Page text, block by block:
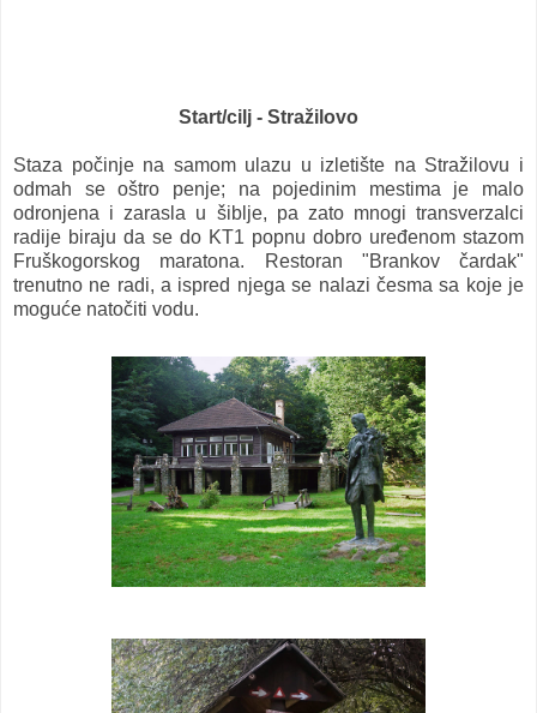
Start/cilj - Stražilovo
Staza počinje na samom ulazu u izletište na Stražilovu i
odmah se oštro penje; na pojedinim mestima je malo
odronjena i zarasla u šiblje, pa zato mnogi transverzalci
radije biraju da se do KT1 popnu dobro uređenom stazom
Fruškogorskog maratona. Restoran "Brankov čardak"
trenutno ne radi, a ispred njega se nalazi česma sa koje je
moguće natočiti vodu.